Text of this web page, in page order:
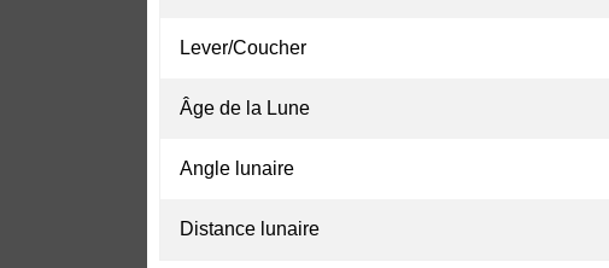
Lever/Coucher
Âge de la Lune
Angle lunaire
Distance lunaire